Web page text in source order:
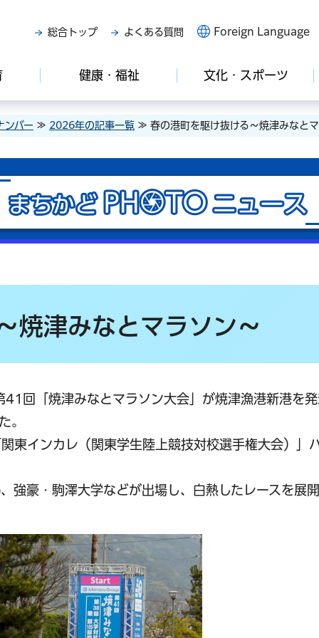
総合トップ よくある質問 Foreign Language
健康・福祉 文化・スポーツ
ンバー ≫ 2026年の記事一覧 ≫ 春の港町を駆け抜ける～焼津みなと
焼津みなとマラソン～
回「焼津みなとマラソン大会」が焼津漁港新港を
。
東インカレ（関東学生陸上競技対校選手権大会）」
強豪・駒澤大学などが出場し、白熱したレースを展